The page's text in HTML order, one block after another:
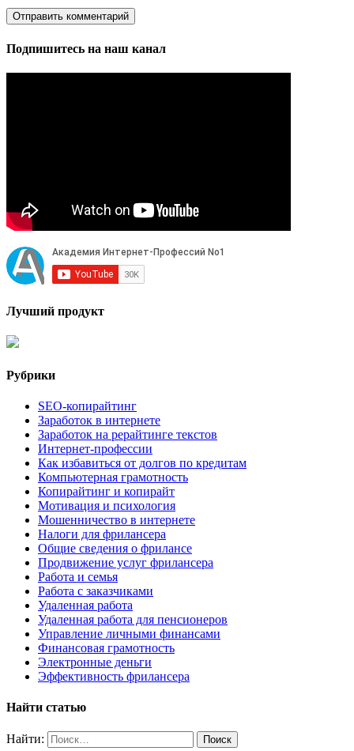
Подпишитесь на наш канал
Лучший продукт
Рубрики
SEO-копирайтинг
Заработок в интернете
Заработок на рерайтинге текстов
Интернет-профессии
Как избавиться от долгов по кредитам
Компьютерная грамотность
Копирайтинг и копирайт
Мотивация и психология
Мошенничество в интернете
Налоги для фрилансера
Общие сведения о фрилансе
Продвижение услуг фрилансера
Работа и семья
Работа с заказчиками
Удаленная работа
Удаленная работа для пенсионеров
Управление личными финансами
Финансовая грамотность
Электронные деньги
Эффективность фрилансера
Найти статью
Найти: